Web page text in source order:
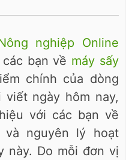
nghiệp Online
bạn về máy sấy
chính của dòng
viết ngày hôm nay,
với các bạn về
và nguyên lý hoạt
này. Do mỗi đơn vị